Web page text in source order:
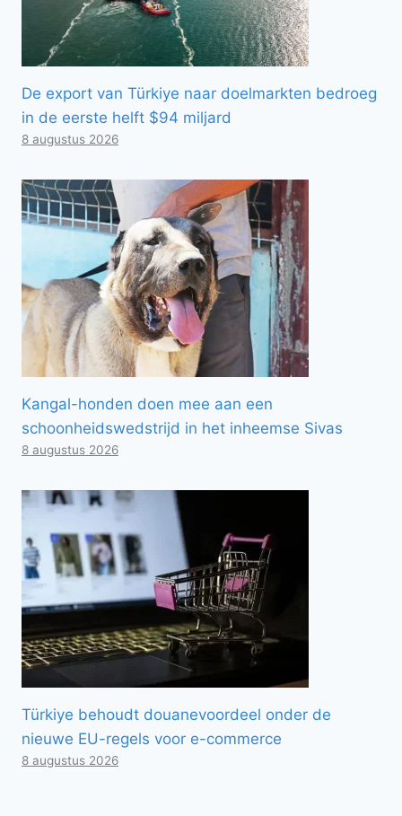
De export van Türkiye naar doelmarkten bedroeg
in de eerste helft $94 miljard
8 augustus 2026
Kangal-honden doen mee aan een
schoonheidswedstrijd in het inheemse Sivas
8 augustus 2026
Türkiye behoudt douanevoordeel onder de
nieuwe EU-regels voor e-commerce
8 augustus 2026